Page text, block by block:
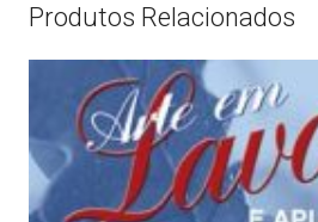
Produtos Relacionados